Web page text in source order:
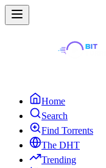
Home
Search
Find Torrents
The DHT
Trending